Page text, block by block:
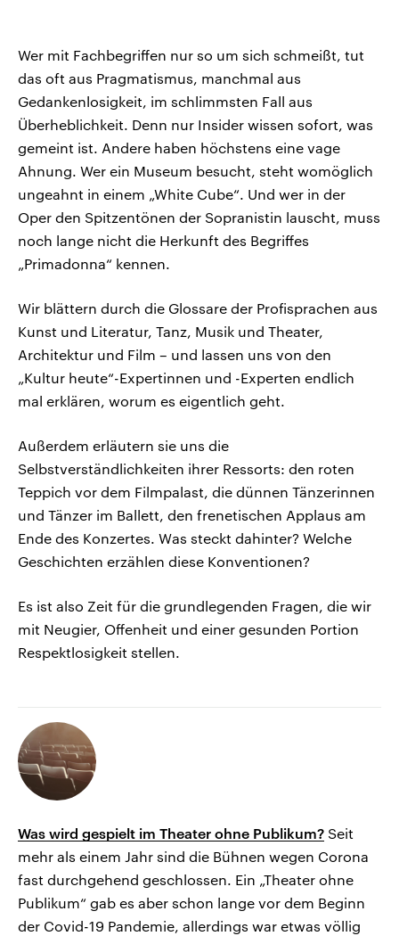
Wer mit Fachbegriffen nur so um sich schmeißt, tut
das oft aus Pragmatismus, manchmal aus
Gedankenlosigkeit, im schlimmsten Fall aus
Überheblichkeit. Denn nur Insider wissen sofort, was
gemeint ist. Andere haben höchstens eine vage
Ahnung. Wer ein Museum besucht, steht womöglich
ungeahnt in einem „White Cube“. Und wer in der
Oper den Spitzentönen der Sopranistin lauscht, muss
noch lange nicht die Herkunft des Begriffes
„Primadonna“ kennen.
Wir blättern durch die Glossare der Profisprachen aus
Kunst und Literatur, Tanz, Musik und Theater,
Architektur und Film – und lassen uns von den
„Kultur heute“-Expertinnen und -Experten endlich
mal erklären, worum es eigentlich geht.
Außerdem erläutern sie uns die
Selbstverständlichkeiten ihrer Ressorts: den roten
Teppich vor dem Filmpalast, die dünnen Tänzerinnen
und Tänzer im Ballett, den frenetischen Applaus am
Ende des Konzertes. Was steckt dahinter? Welche
Geschichten erzählen diese Konventionen?
Es ist also Zeit für die grundlegenden Fragen, die wir
mit Neugier, Offenheit und einer gesunden Portion
Respektlosigkeit stellen.
Was wird gespielt im Theater ohne Publikum? Seit
mehr als einem Jahr sind die Bühnen wegen Corona
fast durchgehend geschlossen. Ein „Theater ohne
Publikum“ gab es aber schon lange vor dem Beginn
der Covid-19 Pandemie, allerdings war etwas völlig